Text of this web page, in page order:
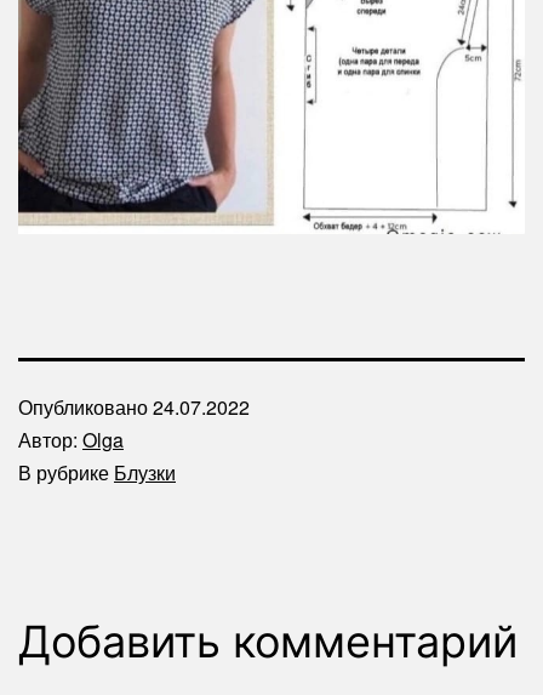
Опубликовано24.07.2022
Автор: Olga
В рубрике Блузки
Добавить комментарий